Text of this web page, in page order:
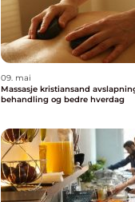
09. mai
Massasje kristiansand avslapning,
behandling og bedre hverdag